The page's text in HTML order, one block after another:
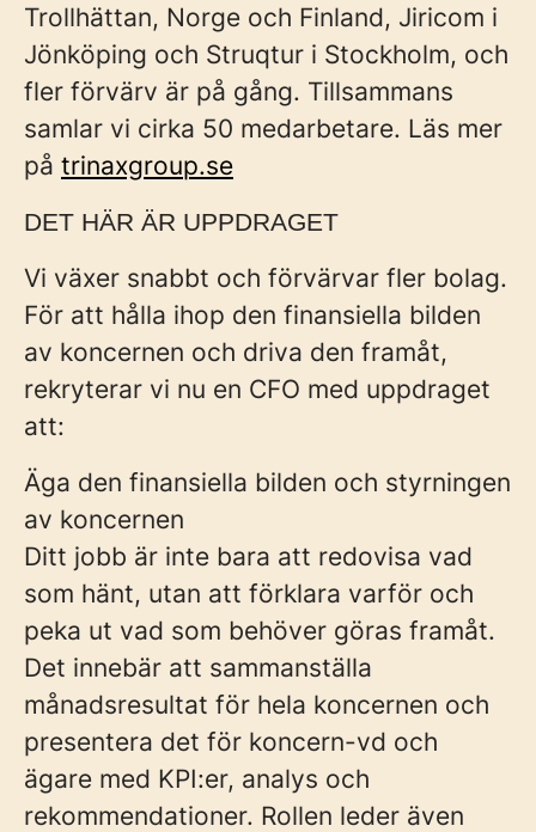
Trollhättan, Norge och Finland, Jiricom i
Jönköping och Struqtur i Stockholm, och
fler förvärv är på gång. Tillsammans
samlar vi cirka 50 medarbetare. Läs mer
på trinaxgroup.se
DET HÄR ÄR UPPDRAGET
Vi växer snabbt och förvärvar fler bolag.
För att hålla ihop den finansiella bilden
av koncernen och driva den framåt,
rekryterar vi nu en CFO med uppdraget
att:
Äga den finansiella bilden och styrningen
av koncernen
Ditt jobb är inte bara att redovisa vad
som hänt, utan att förklara varför och
peka ut vad som behöver göras framåt.
Det innebär att sammanställa
månadsresultat för hela koncernen och
presentera det för koncern-vd och
ägare med KPI:er, analys och
rekommendationer. Rollen leder även